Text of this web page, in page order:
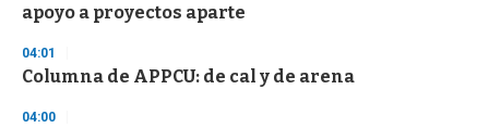
apoyo a proyectos aparte
04:01
Columna de APPCU: de cal y de arena
04:00